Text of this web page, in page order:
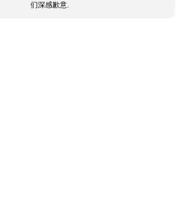
们深感歉意.